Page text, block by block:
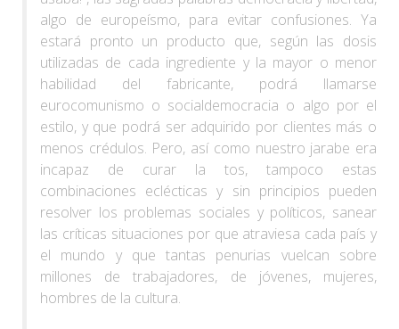
algo de europeísmo, para evitar confusiones. Ya
estará pronto un producto que, según las dosis
utilizadas de cada ingrediente y la mayor o menor
habilidad del fabricante, podrá llamarse
eurocomunismo o socialdemocracia o algo por el
estilo, y que podrá ser adquirido por clientes más o
menos crédulos. Pero, así como nuestro jarabe era
incapaz de curar la tos, tampoco estas
combinaciones eclécticas y sin principios pueden
resolver los problemas sociales y políticos, sanear
las críticas situaciones por que atraviesa cada país y
el mundo y que tantas penurias vuelcan sobre
millones de trabajadores, de jóvenes, mujeres,
hombres de la cultura.